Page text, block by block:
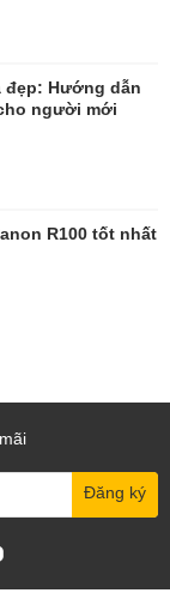
Hướng dẫn
người mới
R100 tốt nhất
Đăng ký